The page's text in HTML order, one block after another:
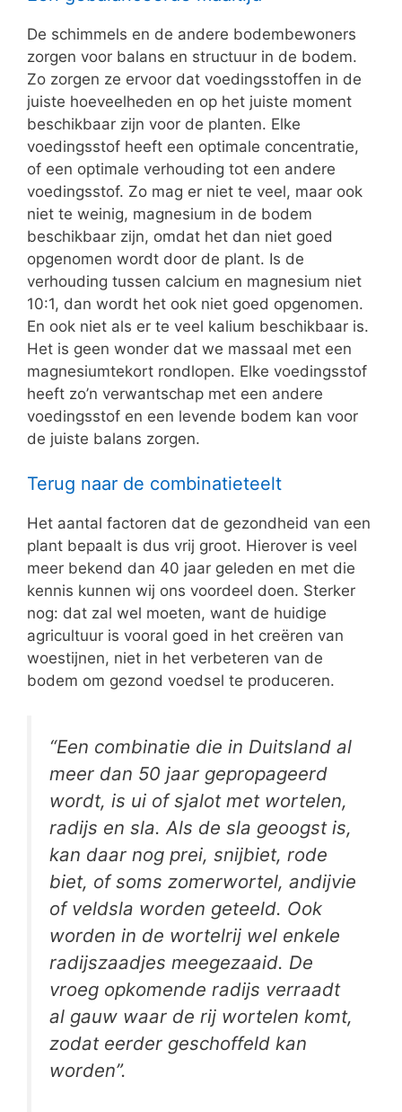
De schimmels en de andere bodembewoners
zorgen voor balans en structuur in de bodem.
Zo zorgen ze ervoor dat voedingsstoffen in de
juiste hoeveelheden en op het juiste moment
beschikbaar zijn voor de planten. Elke
voedingsstof heeft een optimale concentratie,
of een optimale verhouding tot een andere
voedingsstof. Zo mag er niet te veel, maar ook
niet te weinig, magnesium in de bodem
beschikbaar zijn, omdat het dan niet goed
opgenomen wordt door de plant. Is de
verhouding tussen calcium en magnesium niet
10:1, dan wordt het ook niet goed opgenomen.
En ook niet als er te veel kalium beschikbaar is.
Het is geen wonder dat we massaal met een
magnesiumtekort rondlopen. Elke voedingsstof
heeft zo’n verwantschap met een andere
voedingsstof en een levende bodem kan voor
de juiste balans zorgen.
Terug naar de combinatieteelt
Het aantal factoren dat de gezondheid van een
plant bepaalt is dus vrij groot. Hierover is veel
meer bekend dan 40 jaar geleden en met die
kennis kunnen wij ons voordeel doen. Sterker
nog: dat zal wel moeten, want de huidige
agricultuur is vooral goed in het creëren van
woestijnen, niet in het verbeteren van de
bodem om gezond voedsel te produceren.
“Een combinatie die in Duitsland al
meer dan 50 jaar gepropageerd
wordt, is ui of sjalot met wortelen,
radijs en sla. Als de sla geoogst is,
kan daar nog prei, snijbiet, rode
biet, of soms zomerwortel, andijvie
of veldsla worden geteeld. Ook
worden in de wortelrij wel enkele
radijszaadjes meegezaaid. De
vroeg opkomende radijs verraadt
al gauw waar de rij wortelen komt,
zodat eerder geschoffeld kan
worden”.